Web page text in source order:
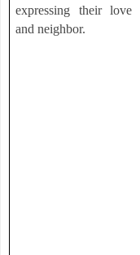
expressing their
and neighbor.